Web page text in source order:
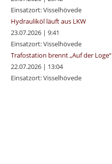
Einsatzort: Visselhövede
Hydrauliköl läuft aus LKW
23.07.2026 |9:41
Einsatzort: Visselhövede
Trafostation brennt „Auf der Loge“
22.07.2026 | 13:04
Einsatzort: Visselhövede